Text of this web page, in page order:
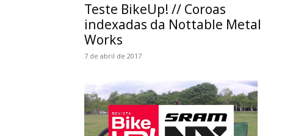
Teste BikeUp! // Coroas
indexadas da Nottable Metal
Works
7 de abril de 2017